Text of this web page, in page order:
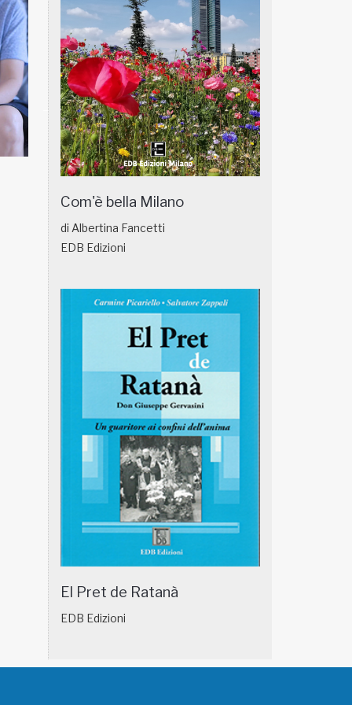
NATUROPATIA IN BREVE 18/01 NATUROPATIA
Com'è bella Milano
di Albertina Fancetti
EDB Edizioni
El Pret de Ratanà
EDB Edizioni